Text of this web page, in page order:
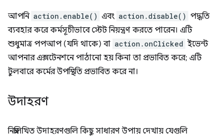
আপনি action.enable() এবং action.disable() পদ্ধতি
ব্যবহার করে কর্মসূচীভাবে স্টেট নিয়ন্ত্রণ করতে পারেন। এটি
শুধুমাত্র পপআপ (যদি থাকে) বা action.onClicked ইভেন্ট
আপনার এক্সটেনশনে পাঠানো হয় কিনা তা প্রভাবিত করে; এটি
টুলবারে কর্মের উপস্থিতি প্রভাবিত করে না।
উদাহরণ
নিম্নলিখিত উদাহরণগুলি কিছু সাধারণ উপায় দেখায় যেগুলি